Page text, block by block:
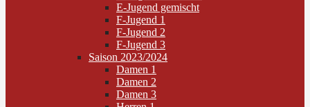
E-Jugend gemischt
F-Jugend 1
F-Jugend 2
F-Jugend 3
Saison 2023/2024
Damen 1
Damen 2
Damen 3